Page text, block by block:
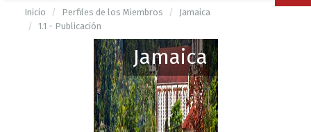
Inicio Perfiles de los Miembros
Jamaica
1.1 - Publicación
Jamaica